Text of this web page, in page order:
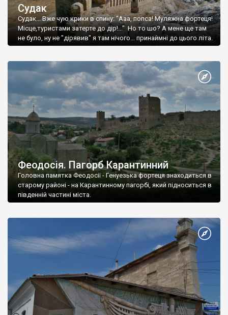
Судак
Судак... Вже чую крики в спину: "Ааа, попса! Муляжна фортеця!
Місце,туристами затерте до дір!..." Но то шо? А мене ще там
не було, ну не "дірявив" я там нічого... принаймні до цього літа.
Феодосія. Пагорб Карантинний
Головна памятка Феодосії - Генуезька фортеця знаходиться в
старому районі - на Карантинному пагорбі, який підноситься в
південній частині міста.